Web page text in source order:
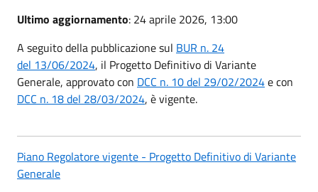
Ultimo aggiornamento: 24 aprile 2026, 13:00
A seguito della pubblicazione sul BUR n. 24
del 13/06/2024, il Progetto Definitivo di Variante
Generale, approvato con DCC n. 10 del 29/02/2024e con
DCC n. 18 del 28/03/2024, è vigente.
Piano Regolatore vigente - Progetto Definitivo di Variante
Generale